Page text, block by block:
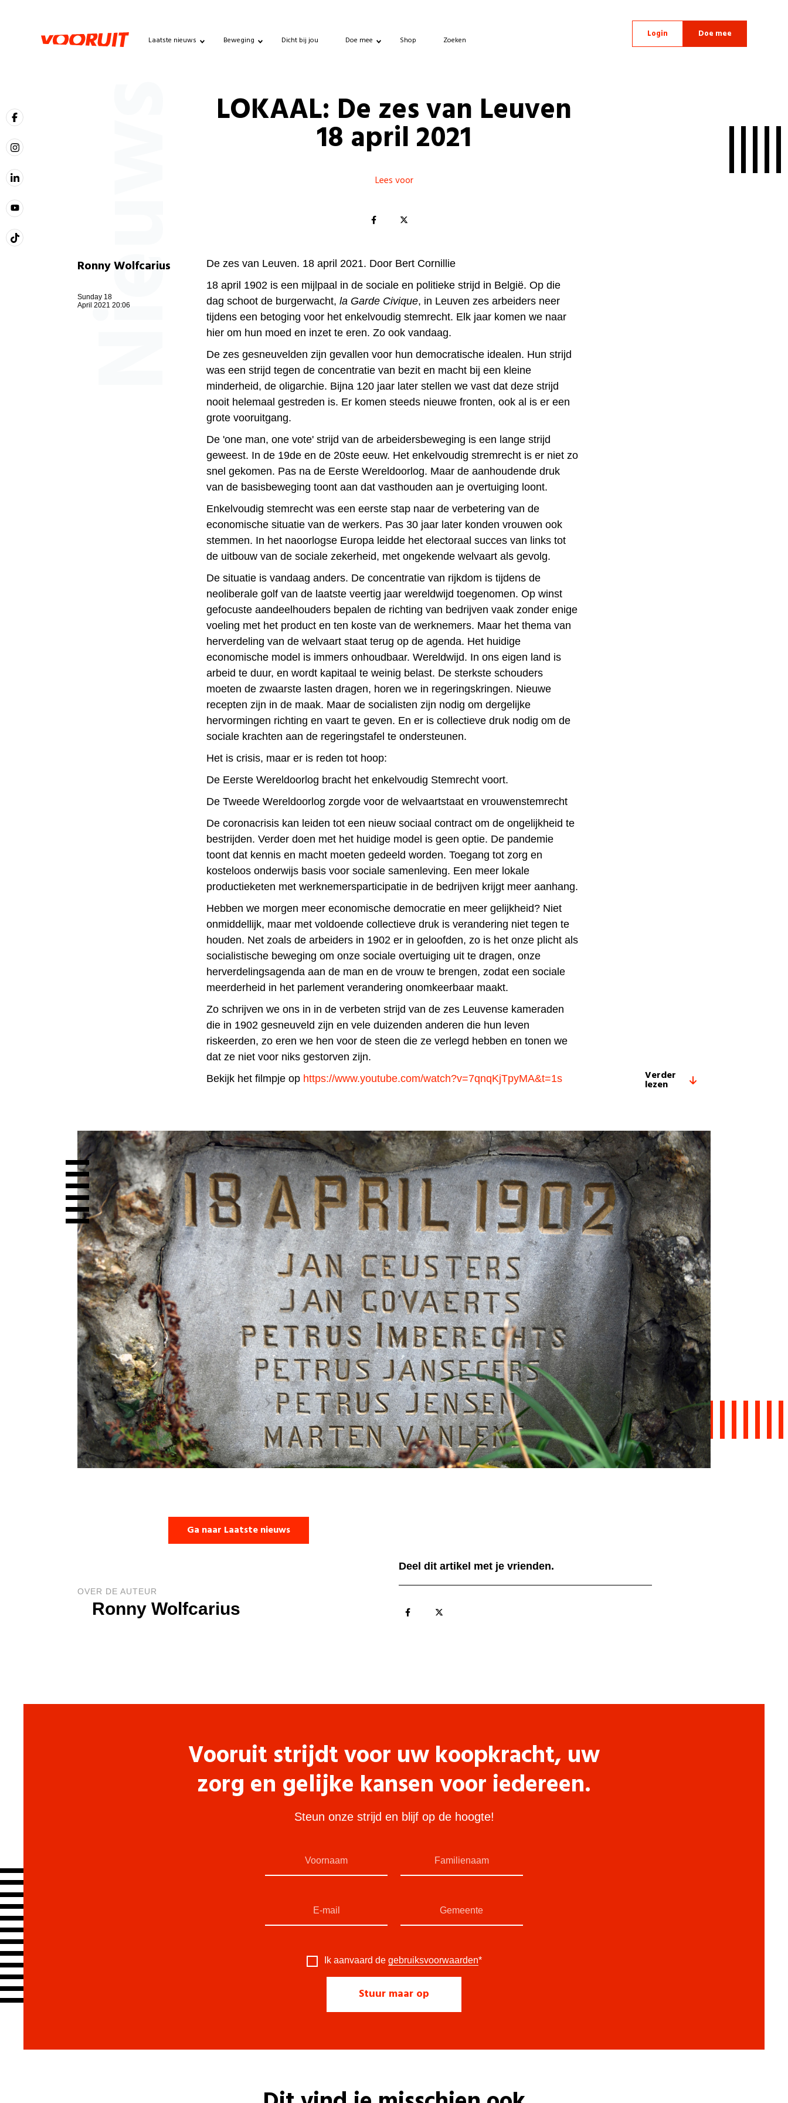
Laatste nieuws Beweging Dicht bij jou Doe mee Shop Zoeken
Login Doe mee
NieuwsLOKAAL: De zes van Leuven
18 april 2021
Lees voor
Ronny Wolfcarius
Sunday 18
April 2021 20:06
De zes van Leuven. 18 april 2021. Door Bert Cornillie
18 april 1902 is een mijlpaal in de sociale en politieke strijd in België. Op die
dag schoot de burgerwacht, la Garde Civique, in Leuven zes arbeiders neer
tijdens een betoging voor het enkelvoudig stemrecht. Elk jaar komen we naar
hier om hun moed en inzet te eren. Zo ook vandaag.
De zes gesneuvelden zijn gevallen voor hun democratische idealen. Hun strijd
was een strijd tegen de concentratie van bezit en macht bij een kleine
minderheid, de oligarchie. Bijna 120 jaar later stellen we vast dat deze strijd
nooit helemaal gestreden is. Er komen steeds nieuwe fronten, ook al is er een
grote vooruitgang.
De 'one man, one vote' strijd van de arbeidersbeweging is een lange strijd
geweest. In de 19deen de 20steeeuw. Het enkelvoudig stremrecht is er niet zo
snel gekomen. Pas na de Eerste Wereldoorlog. Maar de aanhoudende druk
van de basisbeweging toont aan dat vasthouden aan je overtuiging loont.
Enkelvoudig stemrecht was een eerste stap naar de verbetering van de
economische situatie van de werkers. Pas 30 jaar later konden vrouwen ook
stemmen. In het naoorlogse Europa leidde het electoraal succes van links tot
de uitbouw van de sociale zekerheid, met ongekende welvaart als gevolg.
De situatie is vandaag anders. De concentratie van rijkdom is tijdens de
neoliberale golf van de laatste veertig jaar wereldwijd toegenomen. Op winst
gefocuste aandeelhouders bepalen de richting van bedrijven vaak zonder enige
voeling met het product en ten koste van de werknemers. Maar het thema van
herverdeling van de welvaart staat terug op de agenda. Het huidige
economische model is immers onhoudbaar. Wereldwijd. In ons eigen land is
arbeid te duur, en wordt kapitaal te weinig belast. De sterkste schouders
moeten de zwaarste lasten dragen, horen we in regeringskringen. Nieuwe
recepten zijn in de maak. Maar de socialisten zijn nodig om dergelijke
hervormingen richting en vaart te geven. En er is collectieve druk nodig om de
sociale krachten aan de regeringstafel te ondersteunen.
Het is crisis, maar er is reden tot hoop:
De Eerste Wereldoorlog bracht het enkelvoudig Stemrecht voort.
De Tweede Wereldoorlog zorgde voor de welvaartstaat en vrouwenstemrecht
De coronacrisis kan leiden tot een nieuw sociaal contract om de ongelijkheid te
bestrijden. Verder doen met het huidige model is geen optie. De pandemie
toont dat kennis en macht moeten gedeeld worden. Toegang tot zorg en
kosteloos onderwijs basis voor sociale samenleving. Een meer lokale
productieketen met werknemersparticipatie in de bedrijven krijgt meer aanhang.
Hebben we morgen meer economische democratie en meer gelijkheid? Niet
onmiddellijk, maar met voldoende collectieve druk is verandering niet tegen te
houden. Net zoals de arbeiders in 1902 er in geloofden, zo is het onze plicht als
socialistische beweging om onze sociale overtuiging uit te dragen, onze
herverdelingsagenda aan de man en de vrouw te brengen, zodat een sociale
meerderheid in het parlement verandering onomkeerbaar maakt.
Zo schrijven we ons in in de verbeten strijd van de zes Leuvense kameraden
die in 1902 gesneuveld zijn en vele duizenden anderen die hun leven
riskeerden, zo eren we hen voor de steen die ze verlegd hebben en tonen we
dat ze niet voor niks gestorven zijn.
Bekijk het filmpje op https://www.youtube.com/watch?v=7qnqKjTpyMA&t=1s Verder
lezen
Ga naar Laatste nieuws
OVER DE AUTEUR
Ronny Wolfcarius
Deel dit artikel met je vrienden.
Vooruit strijdt voor uw koopkracht, uw
zorg en gelijke kansen voor iedereen.
Steun onze strijd en blijf op de hoogte!
Ik aanvaard de gebruiksvoorwaarden*